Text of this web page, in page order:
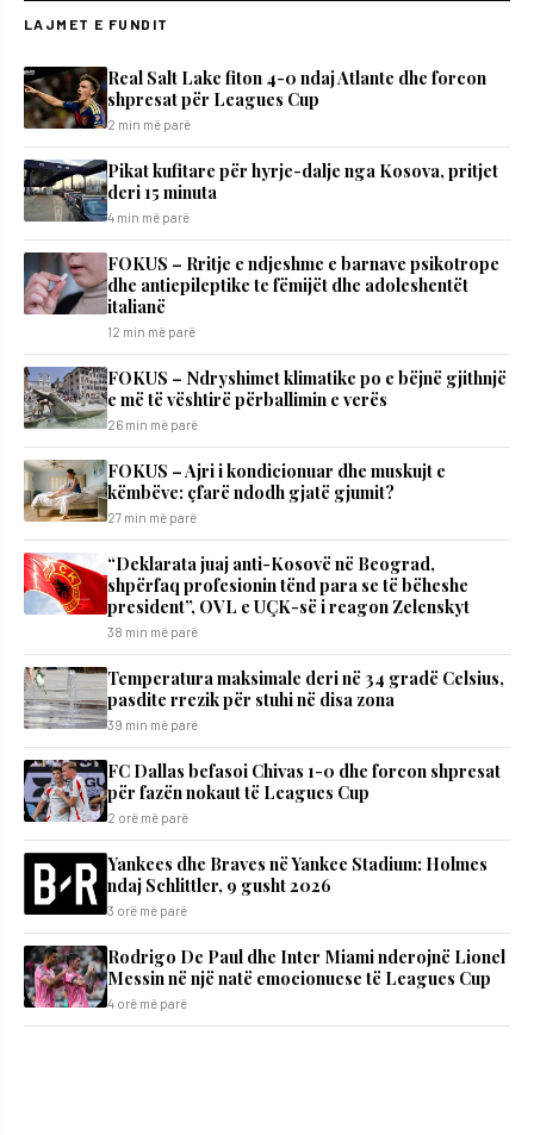
LAJMET E FUNDIT
Real Salt Lake fiton 4-0 ndaj Atlante dhe forcon
shpresat për Leagues Cup
2 min më parë
​Pikat kufitare për hyrje-dalje nga Kosova, pritjet
deri 15 minuta
4 min më parë
FOKUS – Rritje e ndjeshme e barnave psikotrope
dhe antiepileptike te fëmijët dhe adoleshentët
italianë
12 min më parë
FOKUS – Ndryshimet klimatike po e bëjnë gjithnjë
e më të vështirë përballimin e verës
26 min më parë
FOKUS – Ajri i kondicionuar dhe muskujt e
këmbëve: çfarë ndodh gjatë gjumit?
27 min më parë
“Deklarata juaj anti-Kosovë në Beograd,
shpërfaq profesionin tënd para se të bëheshe
president”, OVL e UÇK-së i reagon Zelenskyt
38 min më parë
Temperatura maksimale deri në 34 gradë Celsius,
pasdite rrezik për stuhi në disa zona
39 min më parë
FC Dallas befasoi Chivas 1-0 dhe forcon shpresat
për fazën nokaut të Leagues Cup
2 orë më parë
Yankees dhe Braves në Yankee Stadium: Holmes
ndaj Schlittler, 9 gusht 2026
3 orë më parë
Rodrigo De Paul dhe Inter Miami nderojnë Lionel
Messin në një natë emocionuese të Leagues Cup
4 orë më parë